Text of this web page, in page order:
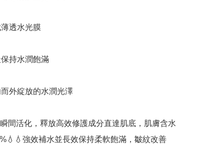
透水光膜
持水潤飽滿
外綻放的水潤光澤
間活化，釋放高效修護成分直達肌底，肌膚含水
強效補水並長效保持柔軟飽滿，皺紋改善